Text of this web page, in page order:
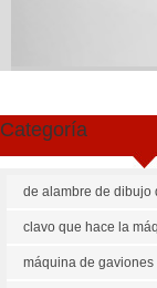
Categoría
de alambre de dibujo
máquina
clavo que hace la
máquina de gaviones